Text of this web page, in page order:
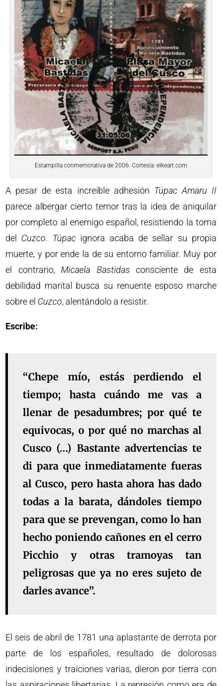
Estampilla conmemorativa de 2006. Cortesía: elkeart.com
A pesar de esta increíble adhesión Túpac Amaru II
parece albergar cierto temor tras la idea de aniquilar
por completo al enemigo español, resistiendo la toma
del Cuzco. Túpacignora acaba de sellar su propia
muerte, y por ende la de su entorno familiar. Muy por
el contrario, Micaela Bastidas consciente de esta
debilidad marital busca su renuente esposo marche
sobre el Cuzco, alentándolo a resistir.
Escribe:
“Chepe mío, estás perdiendo el
tiempo; hasta cuándo me vas a
llenar de pesadumbres; por qué te
equivocas, o por qué no marchas al
Cusco (…) Bastante advertencias te
di para que inmediatamente fueras
al Cusco, pero hasta ahora has dado
todas a la barata, dándoles tiempo
para que se prevengan, como lo han
hecho poniendo cañones en el cerro
Picchio y otras tramoyas tan
peligrosas que ya no eres sujeto de
darles avance”.
El seis de abril de 1781 una aplastante de derrota por
parte de los españoles, resultado de dolorosas
indecisiones y traiciones varias, dieron por tierra con